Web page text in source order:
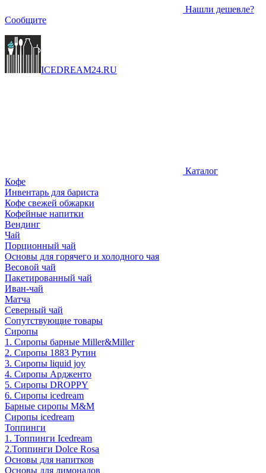
Нашли дешевле?
Сообщите
ICEDREAM24.RU
Каталог
Кофе
Инвентарь для бариста
Кофе свежей обжарки
Кофейные напитки
Вендинг
Чай
Порционный чай
Основы для горячего и холодного чая
Весовой чай
Пакетированный чай
Иван-чай
Матча
Северный чай
Сопутствующие товары
Сиропы
1. Сиропы барные Miller&Miller
2. Сиропы 1883 Рутин
3. Cиропы liquid joy
4. Cиропы Ардженто
5. Сиропы DROPPY
6. Сиропы icedream
Барные сиропы M&M
Сиропы icedream
Топпинги
1. Топпинги Icedream
2.Топпинги Dolce Rosa
Основы для напитков
Основы для лимонадов